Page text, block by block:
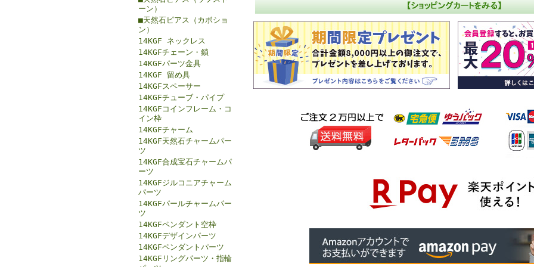
ーン）
■天然石ピアス（カボショ
ン）
14KGF ネックレス
14KGFチェーン・鎖
14KGFパーツ金具
14KGF 留め具
14KGFスペーサー
14KGFチューブ・パイプ
14KGFコインフレーム・コ
イン枠
14KGFチャーム
14KGF天然石チャームパー
ツ
14KGF合成宝石チャームパ
ーツ
14KGFジルコニアチャーム
パーツ
14KGFパールチャームパー
ツ
14KGFペンダント空枠
14KGFデザインパーツ
14KGFペンダントパーツ
14KGFリングパーツ・指輪